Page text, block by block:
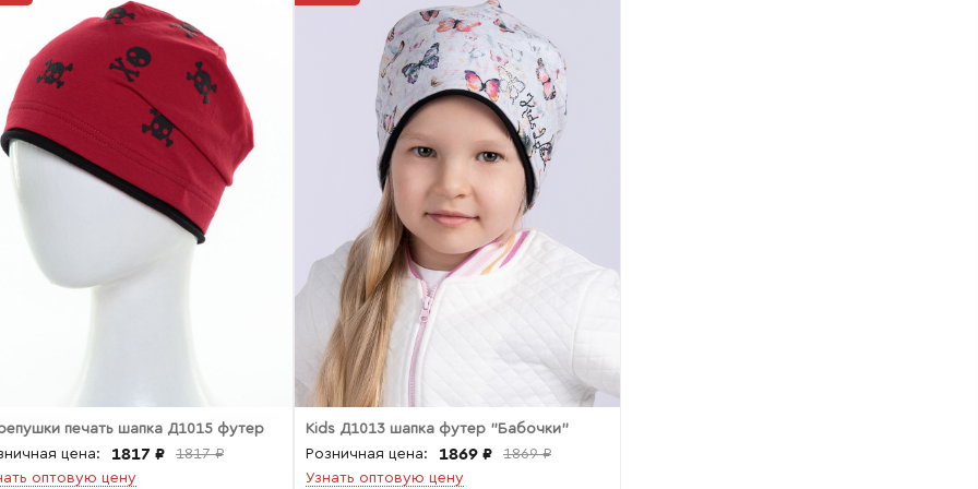
печать шапка Д1015 футер
цена:
1817 ₽
1817 ₽
оптовую цену
Kids Д1013 шапка футер "Бабочки"
Розничная цена:
1869 ₽
1869 ₽
Узнать оптовую цену